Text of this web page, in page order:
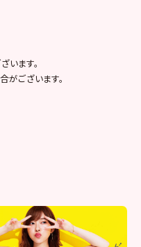
います。
ございます。